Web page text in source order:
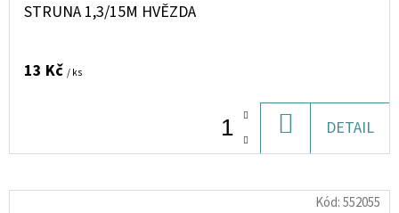
STRUNA 1,3/15M HVĚZDA
13 Kč / ks
KOŠÍKU
DETAIL
Kód:552055